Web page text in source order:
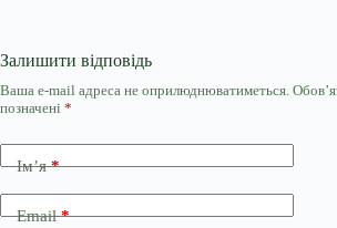
Залишити відповідь
Ваша e-mail адреса не оприлюднюватиметься.
позначені *
Ім’я*
Email*